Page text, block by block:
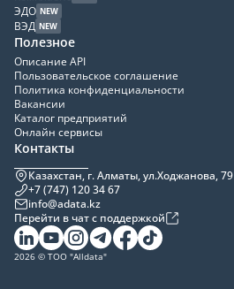
ЭДО NEW
ВЭД NEW
Полезное
Описание API
Пользовательское соглашение
Политика конфиденциальности
Вакансии
Каталог предприятий
Онлайн сервисы
Контакты
Казахстан, г. Алматы, ул.Ходжанова, 79
+7 (747) 120 34 67
info@adata.kz
Перейти в чат с поддержкой
2026 © ТОО "Alldata"